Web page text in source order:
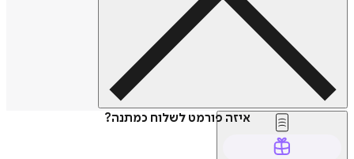
איזה פורמט לשלוח כמתנה?